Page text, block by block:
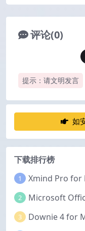
评论(0)
提示：请文明发言
如
下载排行榜
1
2
3